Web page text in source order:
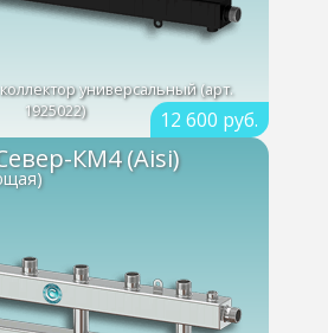
12 600 руб.
универсальный (арт.
1925022)
КМ4 (Aisi)